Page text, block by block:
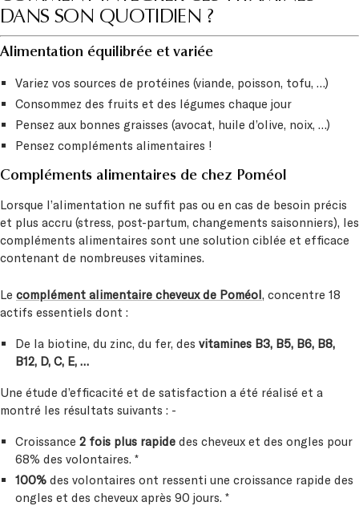
DANS SON QUOTIDIEN ?
Alimentation équilibrée et variée
Variez vos sources de protéines (viande, poisson, tofu, …)
Consommez des fruits et des légumes chaque jour
Pensez aux bonnes graisses (avocat, huile d’olive, noix, …)
Pensez compléments alimentaires !
Compléments alimentaires de chez Poméol
Lorsque l’alimentation ne suffit pas ou en cas de besoin précis
et plus accru (stress, post-partum, changements saisonniers), les
compléments alimentaires sont une solution ciblée et efficace
contenant de nombreuses vitamines.
Le complément alimentaire cheveux de Poméol, concentre 18
actifs essentiels dont :
De la biotine, du zinc, du fer, des vitamines B3, B5, B6, B8,
B12, D, C, E, …
Une étude d’efficacité et de satisfaction a été réalisé et a
montré les résultats suivants : -
Croissance 2 fois plus rapidedes cheveux et des ongles pour
68% des volontaires. *
100% des volontaires ont ressenti une croissance rapide des
ongles et des cheveux après 90 jours. *